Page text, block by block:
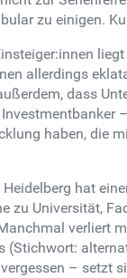
zu einigen.
allerdings
dass
haben, die
hat
zu Universität,
verliert
(Stichwort:
– setzt